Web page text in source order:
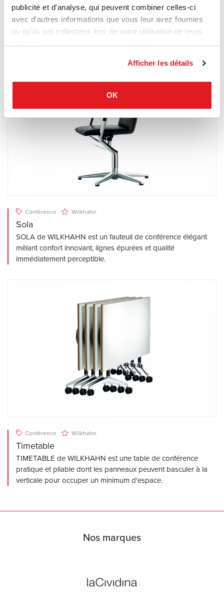
publicité et d'analyse, qui peuvent combiner celles-ci
avec d'autres informations que vous leur avez fournies
ou qu'ils ont collectées lors de votre utilisation de leurs
Afficher les détails
OK
ON de WILKHAHN est un siège pivotant au design élégant
et à l'ergonomie optimale doté de la cinématique brevetée
Trimension® à contact permanent.
Conférence Wilkhahn
Sola
SOLA de WILKHAHN est un fauteuil de conférence élégant
mêlant confort innovant, lignes épurées et qualité
immédiatement perceptible.
Conférence Wilkhahn
Timetable
TIMETABLE de WILKHAHN est une table de conférence
pratique et pliable dont les panneaux peuvent basculer à la
verticale pour occuper un minimum d'espace.
Nos marques